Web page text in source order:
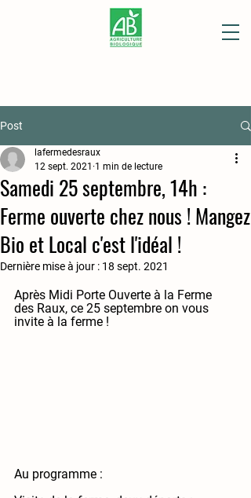
Post
Samedi 25 septembre, 14h :
Ferme ouverte chez nous ! Mangez
Bio et Local c'est l'idéal !
lafermedesraux
12 sept. 2021 1 min de lecture
Dernière mise à jour : 18 sept. 2021
Après Midi Porte Ouverte à la Ferme
des Raux, ce 25 septembre on vous
invite à la ferme !
Au programme :